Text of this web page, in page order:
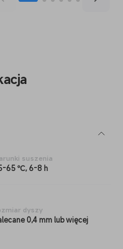
suszenia
65 ℃, 6-8 h
dyszy
0,4 mm lub więcej